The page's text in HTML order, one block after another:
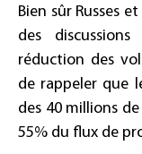
Bien sûr Russes
des
réduction des
de rappeler que
des 40 millions
55% du flux de